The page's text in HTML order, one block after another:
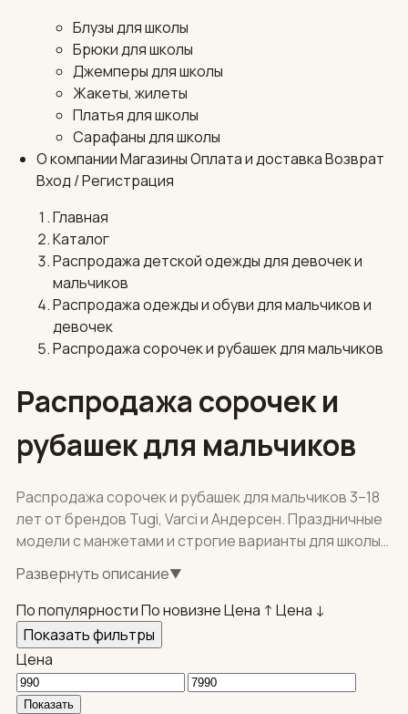
Блузы для школы
Брюки для школы
Джемперы для школы
Жакеты, жилеты
Платья для школы
Сарафаны для школы
О компанииМагазиныОплата и доставкаВозврат
Вход / Регистрация
Главная
Каталог
Распродажа детской одежды для девочек и
мальчиков
Распродажа одежды и обуви для мальчиков и
девочек
Распродажа сорочек и рубашек для мальчиков
Распродажа сорочек и
рубашек для мальчиков
Распродажа сорочек и рубашек для мальчиков 3–18
лет от брендов Tugi, Varci и Андерсен. Праздничные
модели с манжетами и строгие варианты для школы.
легко гладятся и выдерживают активные игры.
Доставка: по Москве своей службой, по регионам —
СДЭК. Возможен самовывоз.
Развернуть описание▼
По популярностиПо новизнеЦена ↑ Цена ↓
Показать фильтры
Цена